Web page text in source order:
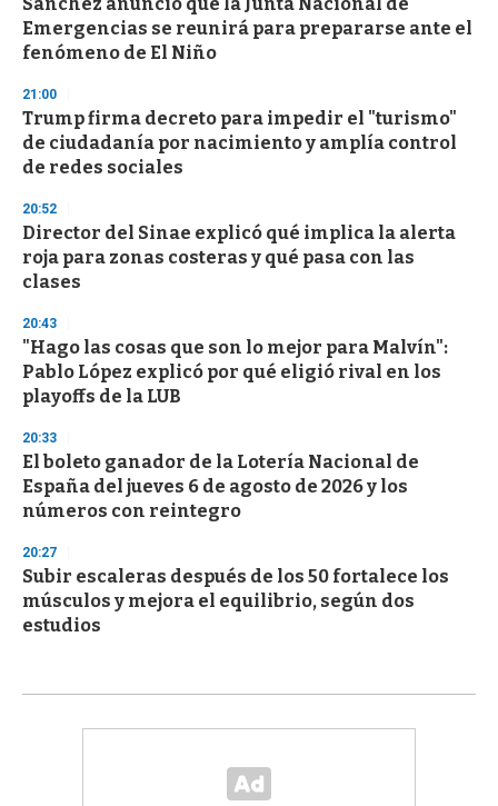
Emergencias se reunirá para prepararse ante el
fenómeno de El Niño
21:00
Trump firma decreto para impedir el "turismo"
de ciudadanía por nacimiento y amplía control
de redes sociales
20:52
Director del Sinae explicó qué implica la alerta
roja para zonas costeras y qué pasa con las
clases
20:43
"Hago las cosas que son lo mejor para Malvín":
Pablo López explicó por qué eligió rival en los
playoffs de la LUB
20:33
El boleto ganador de la Lotería Nacional de
España del jueves 6 de agosto de 2026 y los
números con reintegro
20:27
Subir escaleras después de los 50 fortalece los
músculos y mejora el equilibrio, según dos
estudios